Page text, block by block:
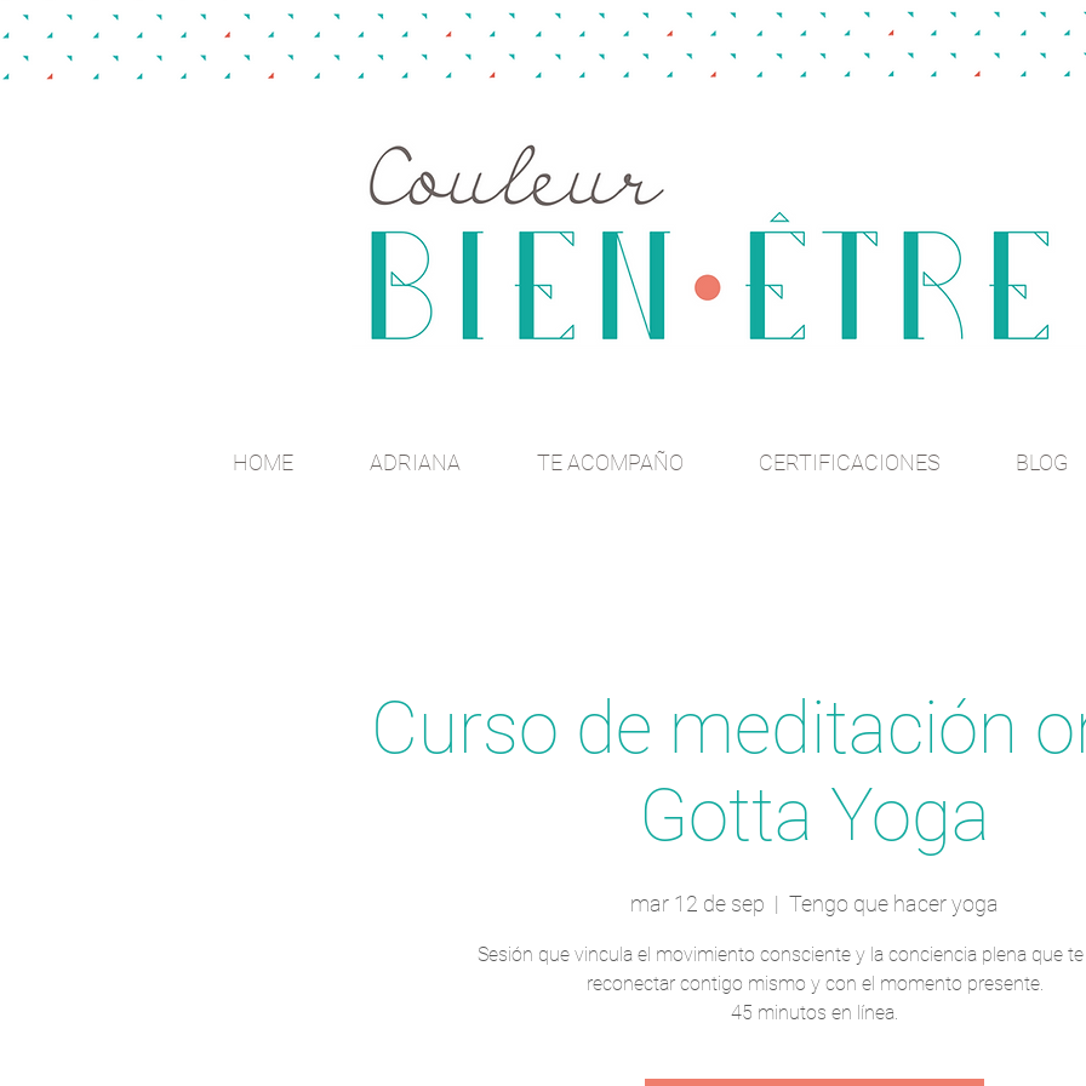
HOME ADRIANA TE ACOMPAÑO CERTIFICACIONES BLOG
Curso de meditación
Gotta Yoga
mar 12 de sep
  |
Tengo que hacer yoga
Sesión que vincula el movimiento consciente y la conciencia plena que
reconectar contigo mismo y con el momento presente.
45 minutos en línea.